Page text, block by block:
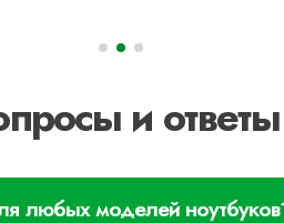
и ответы
любых моделей